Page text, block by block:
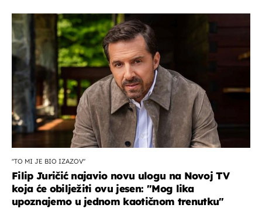
''TO MI JE BIO IZAZOV''
Filip Juričić najavio novu ulogu na Novoj TV
koja će obilježiti ovu jesen: ''Mog lika
upoznajemo u jednom kaotičnom trenutku''